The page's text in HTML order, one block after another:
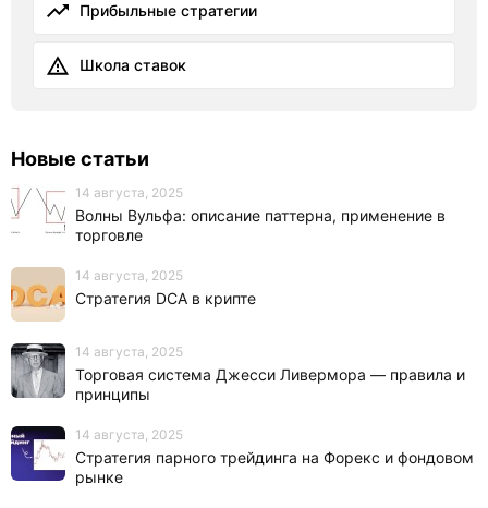
Прибыльные стратегии
Школа ставок
Новые статьи
14 августа, 2025
Волны Вульфа: описание паттерна, применение в
торговле
14 августа, 2025
Стратегия DCA в крипте
14 августа, 2025
Торговая система Джесси Ливермора — правила и
принципы
14 августа, 2025
Стратегия парного трейдинга на Форекс и фондовом
рынке